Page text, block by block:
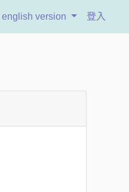
english version 登入